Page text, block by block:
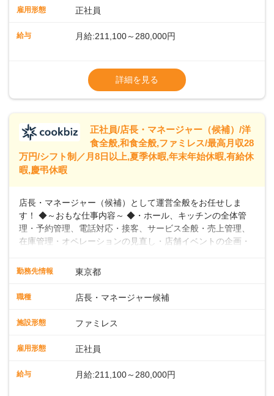
や歩行数が約40%も削減されました！また、配膳ロボットに
なDX（デジタルトランスフォーメーション）の取り組みを進
います。私たちは、多様な働き方を提供し、ライフステージ
に合わせた柔軟な勤務時間や働きやすい環境を整えていま
います。
雇用形態 正社員
給与 月給:211,100～280,000円
※残業代全額支給
※経験に応じて応相談①ナショナル社員：月
給245,800円～②エリア社員 ：月給
詳細を見る
正社員/店長・マネージャー（候補）/洋
食全般,和食全般,ファミレス/最高月収28
万円/シフト制／月8日以上,夏季休暇,年末年始休暇,有給休
暇,慶弔休暇
店長・マネージャー（候補）として運営全般をお任せしま
す！ ◆～おもな仕事内容～ ◆・ホール、キッチンの全体管
理・予約管理、電話対応・接客、サービス全般・売上管理、
在庫管理・オペレーションの見直し・店舗イベントの企画・
入社後はスキルに合わせた業務からお任せしますので、徐々
向上を目指すDX推進～ ◆すかいらーくのレストランでは、
スタッフの働きやすさをサポートしています。配膳ロボット
や歩行数が約40%も削減されました！また、配膳ロボットに
なDX（デジタルトランスフォーメーション）の取り組みを進
勤務先情報 東京都
職種 店長・マネージャー候補
施設形態 ファミレス
雇用形態 正社員
給与 月給:211,100～280,000円